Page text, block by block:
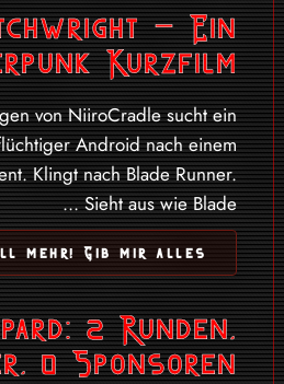
– Ein
Kurzfilm
von NiiroCradle sucht ein
Android nach einem
Klingt nach Blade Runner.
Sieht aus wie Blade ...
mehr! Gib mir alles ➔
2 Runden,
0 Sponsoren